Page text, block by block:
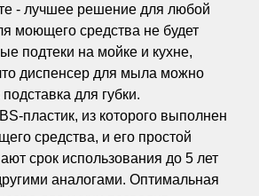
- лучшее решение для любой
моющего средства не будет
подтеки на мойке и кухне,
диспенсер для мыла можно
для губки.
пластик, из которого выполнен
средства, и его простой
срок использования до 5 лет
аналогами. Оптимальная